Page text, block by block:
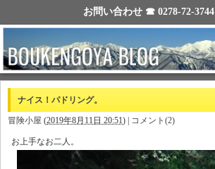
お問い合わせ ☎ 0278-72-3744
ナイス！パドリング。
冒険小屋 (2019年8月11日 20:51) | コメント(2)
お上手なお二人。